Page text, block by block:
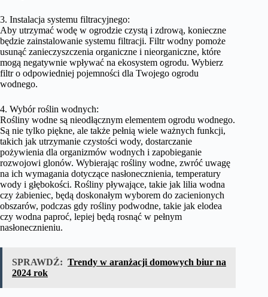
3. Instalacja systemu filtracyjnego:
Aby utrzymać wodę w ogrodzie czystą i zdrową, konieczne
będzie zainstalowanie systemu filtracji. Filtr wodny pomoże
usunąć zanieczyszczenia organiczne i nieorganiczne, które
mogą negatywnie wpływać na ekosystem ogrodu. Wybierz
filtr o odpowiedniej pojemności dla Twojego ogrodu
wodnego.
4. Wybór roślin wodnych:
Rośliny wodne są nieodłącznym elementem ogrodu wodnego.
Są nie tylko piękne, ale także pełnią wiele ważnych funkcji,
takich jak utrzymanie czystości wody, dostarczanie
pożywienia dla organizmów wodnych i zapobieganie
rozwojowi glonów. Wybierając rośliny wodne, zwróć uwagę
na ich wymagania dotyczące nasłonecznienia, temperatury
wody i głębokości. Rośliny pływające, takie jak lilia wodna
czy żabieniec, będą doskonałym wyborem do zacienionych
obszarów, podczas gdy rośliny podwodne, takie jak elodea
czy wodna paproć, lepiej będą rosnąć w pełnym
nasłonecznieniu.
SPRAWDŹ: Trendy w aranżacji domowych biur na
2024 rok